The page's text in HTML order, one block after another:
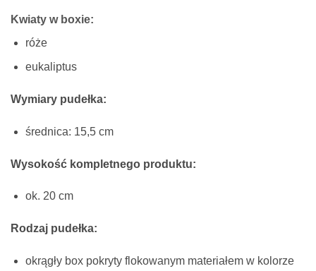
Kwiaty w boxie:
róże
eukaliptus
Wymiary pudełka:
średnica: 15,5 cm
Wysokość kompletnego produktu:
ok. 20 cm
Rodzaj pudełka:
okrągły box pokryty flokowanym materiałem w kolorze